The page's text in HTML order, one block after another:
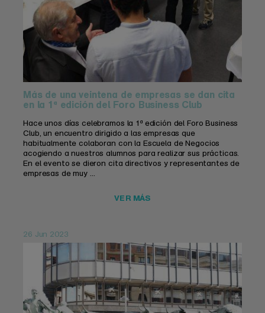
Más de una veintena de empresas se dan cita
en la 1ª edición del Foro Business Club
Hace unos días celebramos la 1ª edición del Foro Business
Club, un encuentro dirigido a las empresas que
habitualmente colaboran con la Escuela de Negocios
acogiendo a nuestros alumnos para realizar sus prácticas.
En el evento se dieron cita directivos y representantes de
empresas de muy ...
VER MÁS
26 Jun 2023